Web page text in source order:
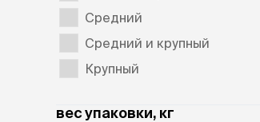
Средний
Средний и крупный
Крупный
вес упаковки, кг